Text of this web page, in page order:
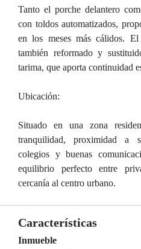
Tanto el porche delantero
con toldos automatizados,
en los meses más cálidos.
también reformado y
tarima, que aporta continuidad
Ubicación:
Situado en una zona
tranquilidad, proximidad a
colegios y buenas
equilibrio perfecto entre
cercanía al centro urbano.
Características
Inmueble